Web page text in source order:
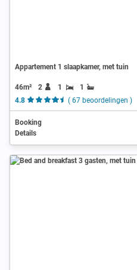
Appartement 1 slaapkamer, met tuin
46m² 2 1
1
4.8
( 67 beoordelingen )
Booking
Details